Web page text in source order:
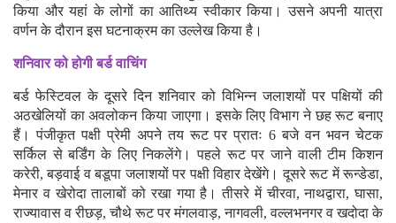
किया और यहां के लोगों का आतिथ्य स्वीकार किया। उसने अपनी यात्रा
वर्णन के दौरान इस घटनाक्रम का उल्लेख किया है।
शनिवार को होगी बर्ड वाचिंग
बर्ड फेस्टिवल के दूसरे दिन शनिवार को विभिन्न जलाशयों पर पक्षियों की
अठखेलियों का अवलोकन किया जाएगा। इसके लिए विभाग ने छह रूट बनाए
हैं। पंजीकृत पक्षी प्रेमी अपने तय रूट पर प्रातः 6 बजे वन भवन चेटक
सर्किल से बर्डिंग के लिए निकलेंगे। पहले रूट पर जाने वाली टीम किशन
करेरी, बड़वाई व बडूपा जलाशयों पर पक्षी विहार देखेंगे। दूसरे रूट में रून्डेडा,
मेनार व खेरोदा तालाबों को रखा गया है। तीसरे में चीरवा, नाथद्वारा, घासा,
राज्यावास व रीछड़, चौथे रूट पर मंगलवाड़, नागवली, वल्लभनगर व खदोदा के